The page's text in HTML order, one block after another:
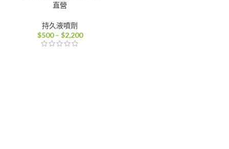
直營
持久液噴劑
$500 – $2,200價